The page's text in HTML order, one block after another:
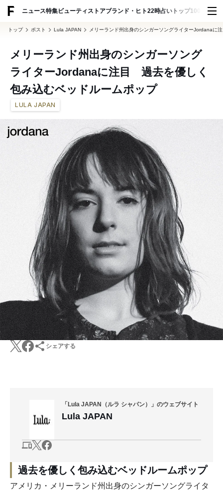
ニュース特集ビューティ ストアブランド・ヒト22時占い トップ100 スナッ
トップ ポスト Lula JAPAN メリーランド州出身のシンガーソングライターJordana
メリーランド州出身のシンガーソング
ライターJordanaに注目 過去を優しく
包み込むベッドルームポップ
LULA JAPAN
シェアする
「Lula JAPAN（ルラ シャパン）」のウェブサイト
Lula JAPAN
過去を優しく包み込むベッドルームポップ
アメリカ・メリーランド州出身のシンガーソングライタ